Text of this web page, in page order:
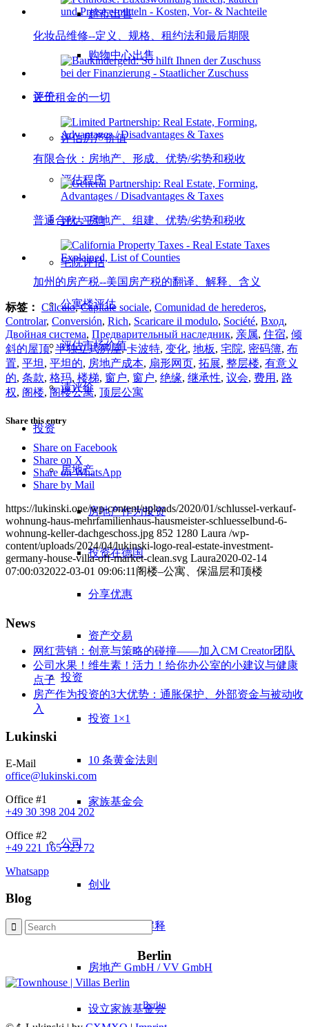
超市出售
购物中心出售
评价
评估房产价值
评估程序
评估平坦
宅院评估
公寓楼评估
评估市场价值
请评价
投资
房地产
房地产作为投资
投资在德国
分享优惠
资产交易
投资
投资 1×1
10 条黄金法则
家族基金会
公司
创业
GmbH 简单解释
房地产 GmbH / VV GmbH
设立家族基金会
化妆品维修--定义、规格、租约法和最后期限
关于租金的一切
有限合伙：房地产、形成、优势/劣势和税收
普通合伙：房地产、组建、优势/劣势和税收
加州的房产税--美国房产税的翻译、解释、含义
标签： Cálculo,Capitale sociale, Comunidad de herederos,
Controlar, Conversión, Rich, Scaricare il modulo, Société, Вход,
Двойная система, Предварительный наследник, 亲属, 住宿, 倾
斜的屋顶,半独立式房屋,卡波特, 变化, 地板, 宅院, 密码簿, 布
置, 平坦 , 平坦的, 房地产成本, 扇形网页, 拓展, 整层楼, 有意义
的, 条款, 格玛, 楼梯, 窗户, 窗户, 绝缘, 继承性, 议会, 费用 , 路
权, 阁楼,阁楼公寓, 顶层公寓
Share this entry
Share on Facebook
Share on X
Share on WhatsApp
Share by Mail
https://lukinski.one/wp-content/uploads/2020/01/schlussel-verkauf-
wohnung-haus-mehrfamilienhaus-hausmeister-schluesselbund-6-
wohnung-keller-dachgeschoss.jpg 852 1280 Laura /wp-
content/uploads/2024/04/lukinski-logo-real-estate-investment-
germany-house-villa-off-market-clean.svg Laura2020-02-14
07:00:032022-03-01 09:06:11 阁楼–公寓、保温层和顶楼
News
网红营销：创意与策略的碰撞——加入CM Creator团队
公司水果！维生素！活力！给你办公室的小建议与健康
点子
房产作为投资的3大优势：通胀保护、外部资金与被动收
入
Lukinski
E-Mail
office@lukinski.com
Office #1
+49 30 398 204 202
Office #2
+49 221 165 323 72
Whatsapp
Blog
Berlin
Berlin